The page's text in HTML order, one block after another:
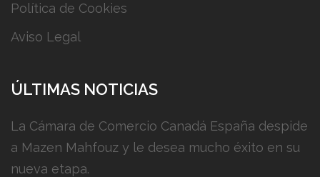
Política de Cookies
Aviso Legal
ÚLTIMAS NOTICIAS
La Cámara de Comercio Canadá España despide
a Mazen Mahfouz y le desea mucho éxito en su
nueva etapa.